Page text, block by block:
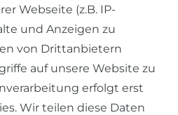
Webseite (z.B. IP-
und Anzeigen zu
von Drittanbietern
auf unsere Website zu
erfolgt erst
Wir teilen diese Daten